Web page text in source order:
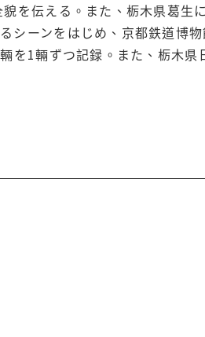
を伝える。また、栃木県葛生
ーンをはじめ、京都鉄道博
を1輛ずつ記録。また、栃木